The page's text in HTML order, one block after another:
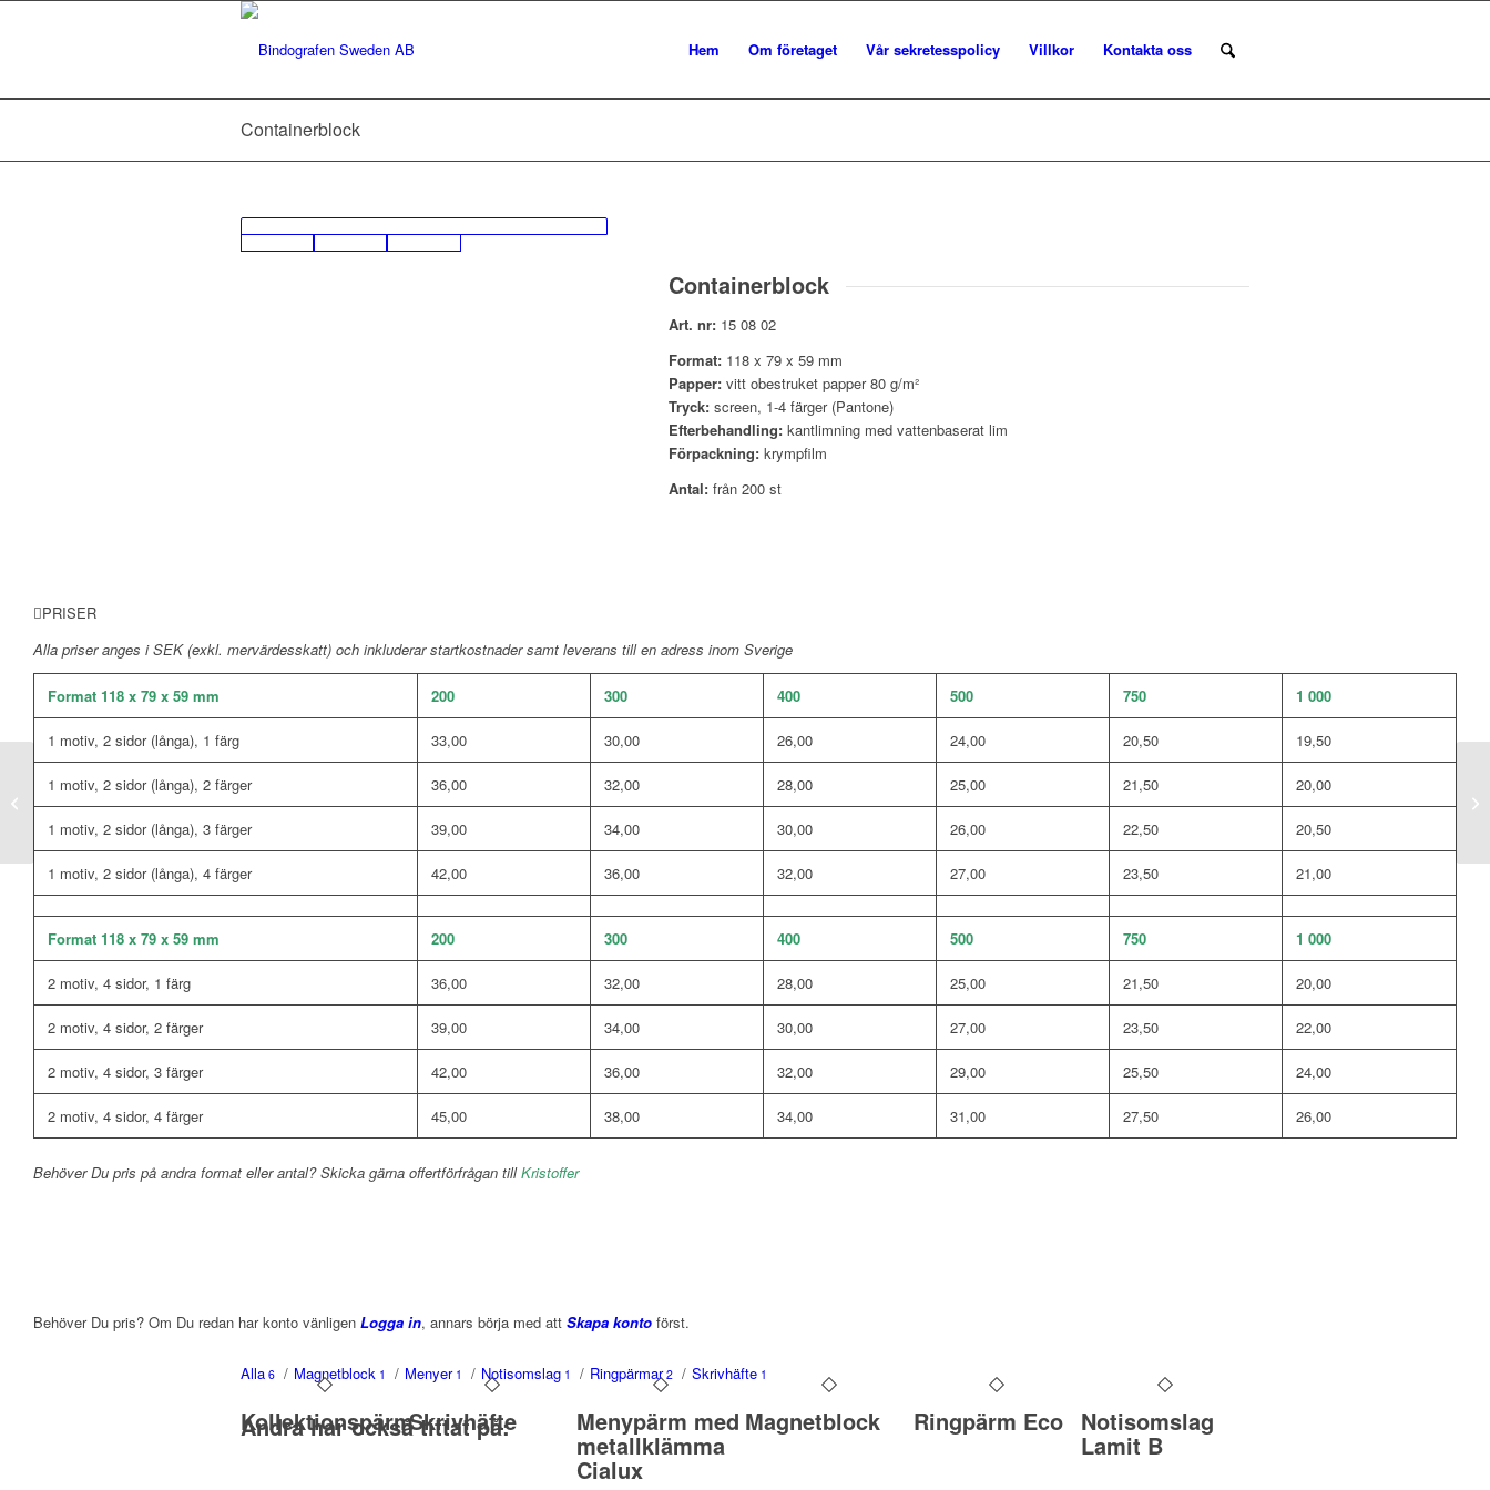
Hem Om företaget Vår sekretesspolicy Villkor Kontakta oss
Containerblock
Containerblock
Art. nr:15 08 02
Format:118 x 79 x 59 mm
Papper:vitt obestruket papper 80 g/m²
Tryck:screen, 1-4 färger (Pantone)
Efterbehandling:kantlimning med vattenbaserat lim
Förpackning:krympfilm
Antal: från 200 st
PRISER
Alla priser anges i SEK (exkl. mervärdesskatt) och inkluderar startkostnader samt leverans till en adress inom Sverige
Format 118 x 79 x 59 mm 200 300 400 500 750 1 000
1 motiv, 2 sidor (långa), 1 färg 33,00 30,00 26,00 24,00 20,50 19,50
1 motiv, 2 sidor (långa), 2 färger 36,00 32,00 28,00 25,00 21,50 20,00
1 motiv, 2 sidor (långa), 3 färger 39,00 34,00 30,00 26,00 22,50 20,50
1 motiv, 2 sidor (långa), 4 färger 42,00 36,00 32,00 27,00 23,50 21,00
Format 118 x 79 x 59 mm 200 300 400 500 750 1 000
2 motiv, 4 sidor, 1 färg 36,00 32,00 28,00 25,00 21,50 20,00
2 motiv, 4 sidor, 2 färger 39,00 34,00 30,00 27,00 23,50 22,00
2 motiv, 4 sidor, 3 färger 42,00 36,00 32,00 29,00 25,50 24,00
2 motiv, 4 sidor, 4 färger 45,00 38,00 34,00 31,00 27,50 26,00
Behöver Du pris på andra format eller antal? Skicka gärna offertförfrågan tillKristoffer
Behöver Du pris? Om Du redan har konto vänligen Logga in, annars börja med att Skapa konto först.
Andra har också tittat på:
Alla 6 / Magnetblock 1 / Menyer1 / Notisomslag 1 / Ringpärmar2 / Skrivhäfte 1
KollektionspärmSkrivhäfte Menypärm med
metallklämma
Cialux
Magnetblock Ringpärm Eco Notisomslag
Lamit B
Tidskriftssamlare
Elegance